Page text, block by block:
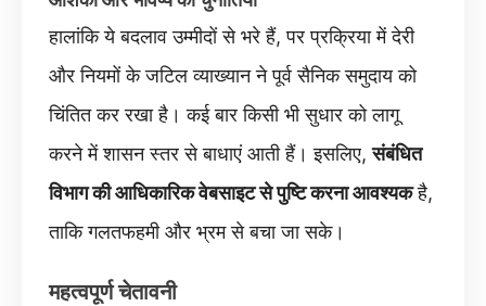
हालांकि ये बदलाव उम्मीदों से भरे हैं, पर प्रक्रिया में देरी
और नियमों के जटिल व्याख्यान ने पूर्व सैनिक समुदाय को
चिंतित कर रखा है। कई बार किसी भी सुधार को लागू
करने में शासन स्तर से बाधाएं आती हैं। इसलिए,संबंधित
विभाग की आधिकारिक वेबसाइट से पुष्टि करना आवश्यकहै,
ताकि गलतफहमी और भ्रम से बचा जा सके।
महत्वपूर्ण चेतावनी